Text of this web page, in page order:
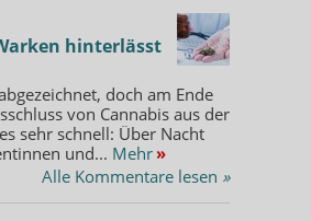
hinterlässt
doch am Ende
von Cannabis aus der
sehr schnell: Über Nacht
und... Mehr »
Alle Kommentare lesen »